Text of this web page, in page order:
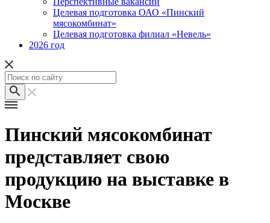
Целевая подготовка ОАО «Пинский
мясокомбинат»
Целевая подготовка филиал «Невель»
2026 год
Пинский мясокомбинат
представляет свою
продукцию на выставке в
Москве